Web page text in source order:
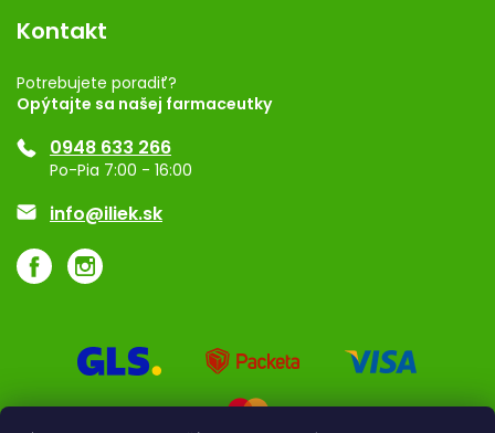
Rozhodnutie na prevádzku
Registrácia
Ponuka pre firmy
Značky
Kontakt
Potrebujete poradiť?
Opýtajte sa našej farmaceutky
0948 633 266
Po-Pia 7:00 - 16:00
info@iliek.sk